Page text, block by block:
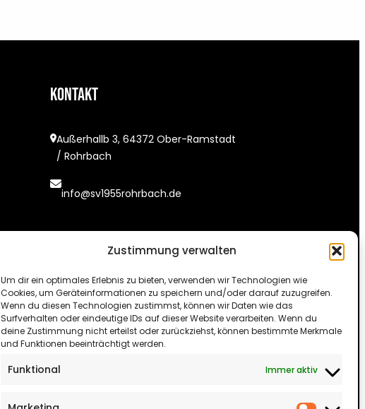
Zustimmung verwalten
Um dir ein optimales Erlebnis zu bieten, verwenden wir Technologien wie
Cookies, um Geräteinformationen zu speichern und/oder darauf zuzugreifen.
Wenn du diesen Technologien zustimmst, können wir Daten wie das
Surfverhalten oder eindeutige IDs auf dieser Website verarbeiten. Wenn du
deine Zustimmung nicht erteilst oder zurückziehst, können bestimmte Merkmale
und Funktionen beeinträchtigt werden.
Funktional Immer aktiv
Kontakt
Außerhallb 3, 64372 Ober-Ramstadt
/ Rohrbach
info@sv1955rohrbach.de